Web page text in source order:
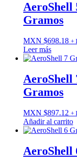
AeroShell
Gramos
MXN $698.18 +
Leer más
AeroShell
Gramos
MXN $897.12 +
Añadir al carrito
AeroShell